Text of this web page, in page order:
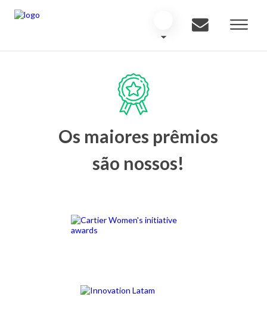
Os maiores prêmios
são nossos!